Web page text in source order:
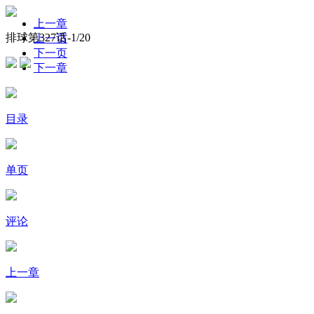
排球第327话-1/20
上一章
上一页
下一页
下一章
目录
单页
评论
上一章